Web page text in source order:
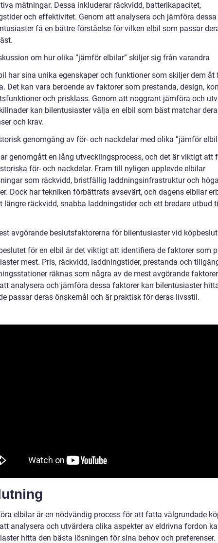
mätningar. Dessa inkluderar räckvidd, batterikapacitet,
och effektivitet. Genom att analysera och jämföra
få en bättre förståelse för vilken elbil som passar
om hur olika ”jämför elbilar” skiljer sig från varandra
har sina unika egenskaper och funktioner som skiljer dem åt
Det kan vara beroende av faktorer som prestanda, design,
och prisklass. Genom att noggrant jämföra och
kan bilentusiaster välja en elbil som bäst matchar
och krav.
genomgång av för- och nackdelar med olika ”jämför
genomgått en lång utvecklingsprocess, och det är viktigt att
för- och nackdelar. Fram till nyligen upplevde elbilar
som räckvidd, bristfällig laddningsinfrastruktur och
Dock har tekniken förbättrats avsevärt, och dagens elbilar
längre räckvidd, snabba laddningstider och ett bredare utbud
avgörande beslutsfaktorerna för bilentusiaster vid köpbeslut
för en elbil är det viktigt att identifiera de faktorer som
mest. Pris, räckvidd, laddningstider, prestanda och
räknas som några av de mest avgörande
analysera och jämföra dessa faktorer kan bilentusiaster
passar deras önskemål och är praktisk för deras livsstil.
elbilar är en nödvändig process för att fatta välgrundade
analysera och utvärdera olika aspekter av eldrivna fordon
hitta den bästa lösningen för sina behov och preferenser.